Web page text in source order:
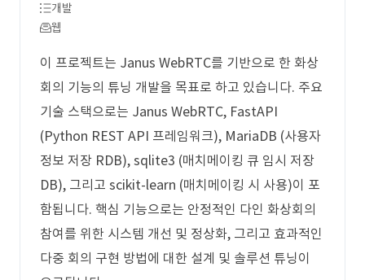
개발
웹
이 프로젝트는 Janus WebRTC를 기반으로 한 화상
회의 기능의 튜닝 개발을 목표로 하고 있습니다. 주요
기술 스택으로는 Janus WebRTC, FastAPI
(Python REST API 프레임워크), MariaDB (사용자
정보 저장 RDB), sqlite3 (매치메이킹 큐 임시 저장
DB), 그리고 scikit-learn (매치메이킹 시 사용)이 포
함됩니다. 핵심 기능으로는 안정적인 다인 화상회의
참여를 위한 시스템 개선 및 정상화, 그리고 효과적인
다중 회의 구현 방법에 대한 설계 및 솔루션 튜닝이